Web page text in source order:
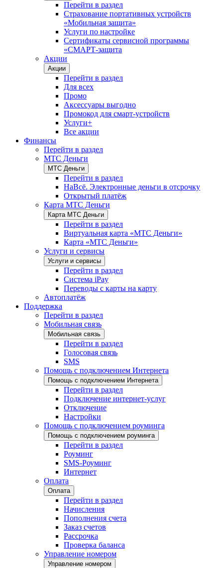
Перейти в раздел
Страхование портативных устройств
«Мобильная защита»
Услуги по настройке
Сертификаты сервисной программы
«СМАРТ-защита
Акции
Акции
Перейти в раздел
Для всех
Промо
Аксессуары выгодно
Промокод для смарт-устройств
Услуги+
Все акции
Финансы
Перейти в раздел
МТС Деньги
МТС Деньги
Перейти в раздел
НаВсё. Электронные деньги в отсрочку
Открытый платёж
Карта МТС Деньги
Карта МТС Деньги
Перейти в раздел
Виртуальная карта «МТС Деньги»
Карта «МТС Деньги»
Услуги и сервисы
Услуги и сервисы
Перейти в раздел
Система iPay
Переводы с карты на карту
Автоплатёж
Поддержка
Перейти в раздел
Мобильная связь
Мобильная связь
Перейти в раздел
Голосовая связь
SMS
Помощь с подключением Интернета
Помощь с подключением Интернета
Перейти в раздел
Подключение интернет-услуг
Отключение
Настройки
Помощь с подключением роуминга
Помощь с подключением роуминга
Перейти в раздел
Роуминг
SMS-Роуминг
Интернет
Оплата
Оплата
Перейти в раздел
Начисления
Пополнения счета
Заказ счетов
Рассрочка
Проверка баланса
Управление номером
Управление номером